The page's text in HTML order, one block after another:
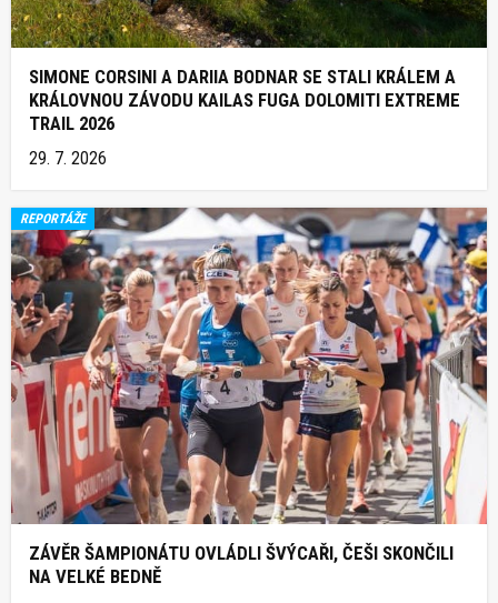
SIMONE CORSINI A DARIIA BODNAR SE STALI KRÁLEM A
KRÁLOVNOU ZÁVODU KAILAS FUGA DOLOMITI EXTREME
TRAIL 2026
29. 7. 2026
REPORTÁŽE
ZÁVĚR ŠAMPIONÁTU OVLÁDLI ŠVÝCAŘI, ČEŠI SKONČILI
NA VELKÉ BEDNĚ